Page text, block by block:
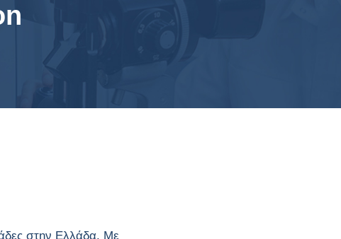
στην Ελλάδα. Με